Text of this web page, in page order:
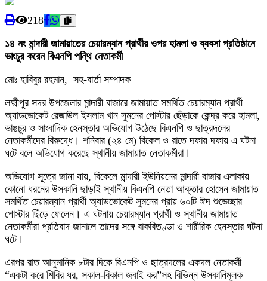
218
১৪ নং মান্দারী জামায়াতের চেয়ারম্যান প্রার্থীর ওপর হামলা ও ব্যবসা প্রতিষ্ঠানে
ভাংচুর করেন বিএনপি পন্থি নেতাকর্মী
মোঃ হাবিবুর রহমান, সহ-বার্তা সম্পাদক
লক্ষ্মীপুর সদর উপজেলার মান্দারী বাজারে জামায়াত সমর্থিত চেয়ারম্যান প্রার্থী
অ্যাডভোকেট রেজাউল ইসলাম খান সুমনের পোস্টার ছেঁড়াকে কেন্দ্র করে হামলা,
ভাঙচুর ও সাংবাদিক হেনস্তার অভিযোগ উঠেছে বিএনপি ও ছাত্রদলের
নেতাকর্মীদের বিরুদ্ধে। শনিবার (২৪ মে) বিকেল ও রাতে দফায় দফায় এ ঘটনা
ঘটে বলে অভিযোগ করেছে স্থানীয় জামায়াত নেতাকর্মীরা।
অভিযোগ সূত্রে জানা যায়, বিকেলে মান্দারী ইউনিয়নের মান্দারী বাজার এলাকায়
কোনো ধরনের উসকানি ছাড়াই স্থানীয় বিএনপি নেতা আক্তার হোসেন জামায়াত
সমর্থিত চেয়ারম্যান প্রার্থী অ্যাডভোকেট সুমনের প্রায় ৬০টি ঈদ শুভেচ্ছার
পোস্টার ছিঁড়ে ফেলেন। এ ঘটনায় চেয়ারম্যান প্রার্থী ও স্থানীয় জামায়াত
নেতাকর্মীরা প্রতিবাদ জানালে তাদের সঙ্গে বাকবিতণ্ডা ও শারীরিক হেনস্তার ঘটনা
ঘটে।
এরপর রাত আনুমানিক ৮টার দিকে বিএনপি ও ছাত্রদলের একদল নেতাকর্মী
“একটা করে শিবির ধর, সকাল-বিকাল জবাই কর”সহ বিভিন্ন উসকানিমূলক